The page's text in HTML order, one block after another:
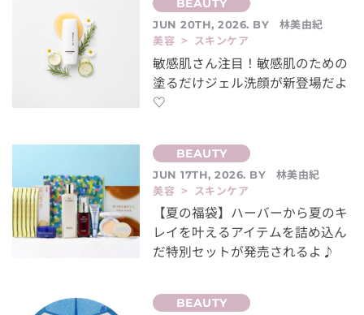
JUN 20TH, 2026. BY
林美由紀
美容 > スキンケア
敏感肌さん注目！敏感肌のための
塗るだけジェル洗顔が新登場だよ
♡
JUN 17TH, 2026. BY
林美由紀
美容 > スキンケア
【夏の福袋】ハーバーから夏のキ
レイを叶えるアイテムを詰め込ん
だ特別セットが発売されるよ♪